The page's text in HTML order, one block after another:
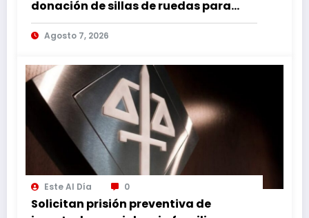
donación de sillas de ruedas para
internos vulnerables
Agosto 7, 2026
Este Al Día 0
Solicitan prisión preventiva de